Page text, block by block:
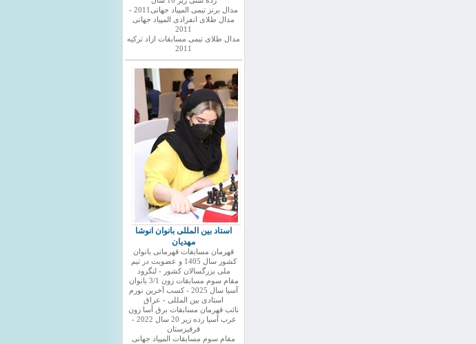
مدال برنز تیمی المپیاد جهانی2011 -
مدال طلای انفرادی المپیاد جهانی
2011
مدال طلای تیمی مسابقات ازاد ترکیه
2011
استاد بین المللی بانوان انوشا
مهدیان
قهرمان مسابقات قهرمانی بانوان
کشور سال 1405 و عضویت در تیم
ملی بزرگسالان کشور - لنگرود
مقام سوم مسابقات زون 3/1 بانوان
آسیا سال 2025 - کسب آخرین نورم
استادی بین المللی - عراق
نائب قهرمان مسابقات برق آسا زون
غرب آسیا رده زیر 20 سال 2022 -
قرقیزستان
مقام سوم مسابقات المپیاد جهانی